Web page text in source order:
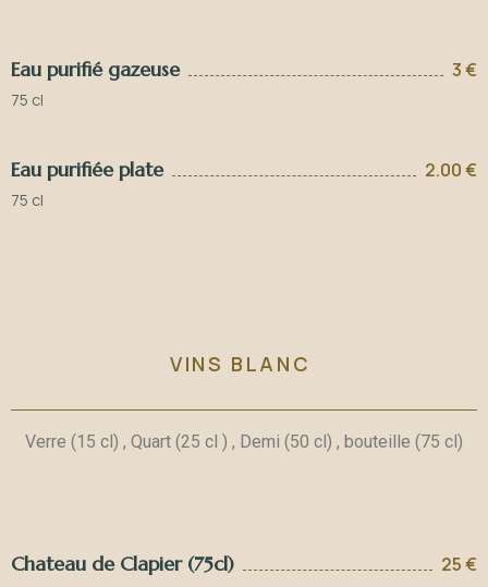
Eau purifié gazeuse 3 €
75 cl
Eau purifiée plate 2.00 €
75 cl
VINS BLANC
Verre (15 cl) , Quart (25 cl ) , Demi (50 cl) , bouteille (75 cl)
Chateau de Clapier (75cl) 25 €